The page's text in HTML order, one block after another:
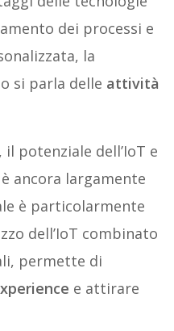
dei processi e
la
si parla delle attività
potenziale dell’IoT e
ancora largamente
è particolarmente
dell’IoT combinato
permette di
e attirare